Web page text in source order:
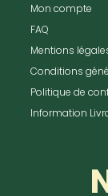
Mon compte
FAQ
Mentions
Conditions
Politique de
Information